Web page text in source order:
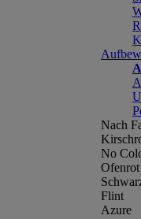
Nach
No
Ofenrot
Flint
Azure